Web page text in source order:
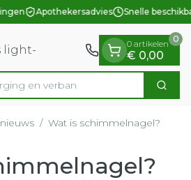
Apothekersadvies Snelle
en Zoek
0 artikelen
€ 0,00
0
/ Wat is schimmelnagel?